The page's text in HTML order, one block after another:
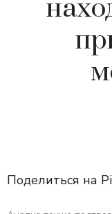
Поделиться на